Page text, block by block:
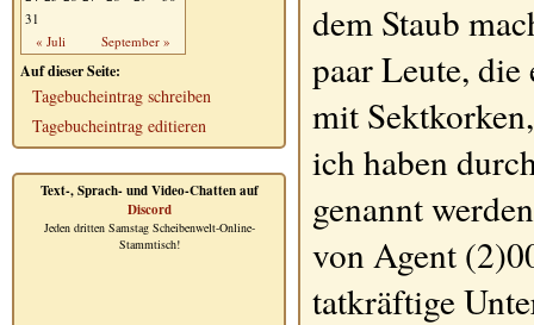
« Juli September »
31
Auf dieser Seite:
Tagebucheintrag schreiben
Tagebucheintrag editieren
Text-, Sprach- und Video-Chatten auf
Discord
Jeden dritten Samstag Scheibenwelt-Online-
Stammtisch!
dem Staub
paar Leute,
mit
ich haben
genannt
von Agent
tatkräftige